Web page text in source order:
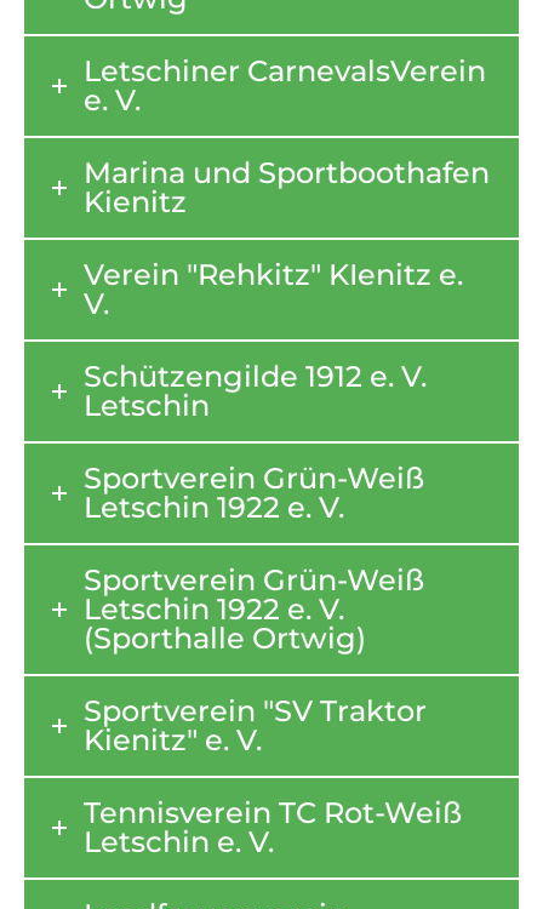
Letschiner CarnevalsVerein
e. V.
Marina und Sportboothafen
Kienitz
Verein "Rehkitz" KIenitz e.
V.
Schützengilde 1912 e. V.
Letschin
Sportverein Grün-Weiß
Letschin 1922 e. V.
Sportverein Grün-Weiß
Letschin 1922 e. V.
(Sporthalle Ortwig)
Sportverein "SV Traktor
Kienitz" e. V.
Tennisverein TC Rot-Weiß
Letschin e. V.